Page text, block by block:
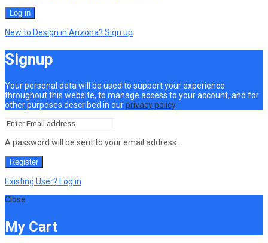
Log in
New to Design in Arizona? Sign up
Signup
Your personal data will be used to support your experience
throughout this website, to manage access to your account, and for
other purposes described in ourprivacy policy.
A password will be sent to your email address.
Register
Existing User? Log in
Close
My Cart